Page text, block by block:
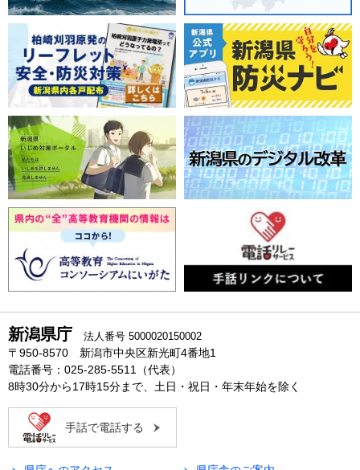
新潟県庁 法人番号 5000020150002
〒950-8570 新潟市中央区新光町4番地1
電話番号：025-285-5511（代表）
8時30分から17時15分まで、土日・祝日・年末年始を除く
手話で電話する